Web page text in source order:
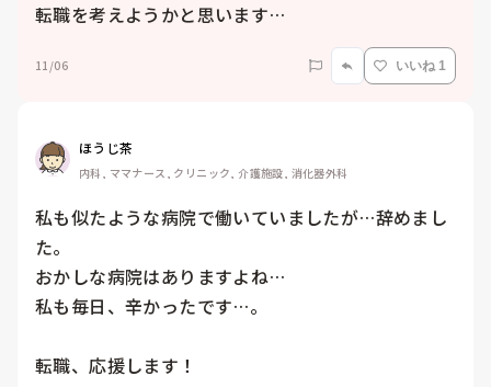
転職を考えようかと思います…
11/06 いいね 1
ほうじ茶
内科, ママナース, クリニック, 介護施設, 消化器外科
私も似たような病院で働いていましたが…辞めまし
た。
おかしな病院はありますよね…
私も毎日、辛かったです…。
転職、応援します！